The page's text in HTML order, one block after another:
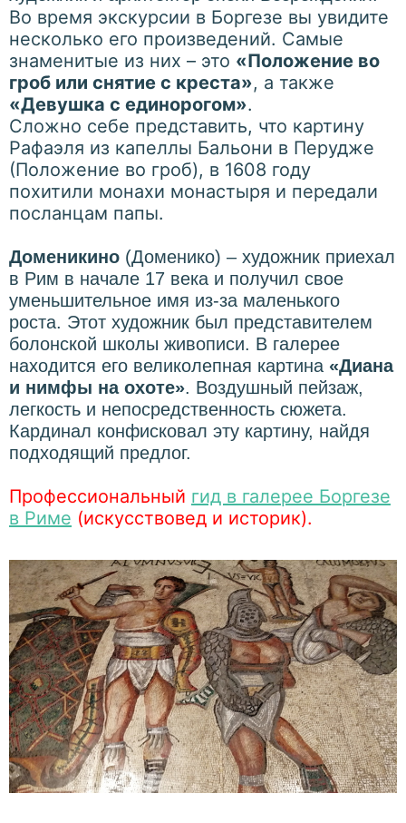
Во время экскурсии в Боргезе вы увидите
несколько его произведений. Самые
знаменитые из них – это «Положение во
гроб или снятие с креста», а также
«Девушка с единорогом».
Сложно себе представить, что картину
Рафаэля из капеллы Бальони в Перудже
(Положение во гроб), в 1608 году
похитили монахи монастыря и передали
посланцам папы.
Доменикино (Доменико) – художник приехал
в Рим в начале 17 века и получил свое
уменьшительное имя из-за маленького
роста. Этот художник был представителем
болонской школы живописи. В галерее
находится его великолепная картина «Диана
и нимфы на охоте». Воздушный пейзаж,
легкость и непосредственность сюжета.
Кардинал конфисковал эту картину, найдя
подходящий предлог.
Профессиональный гид в галерее Боргезе
в Риме (искусствовед и историк).